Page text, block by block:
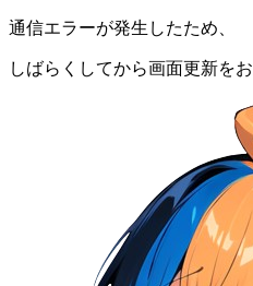
通信エラーが発生したため、
しばらくしてから画面更新を